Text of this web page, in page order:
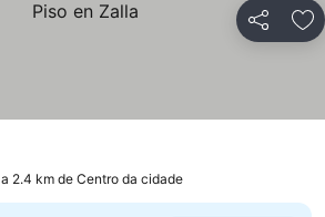
Partilhar
a 2.4 km de Centro da cidade